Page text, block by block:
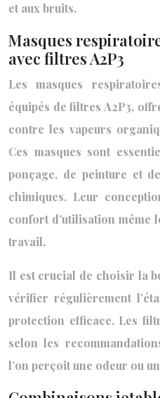
et aux bruits.
Masques
avec filtres A2P3
Les masques
équipés de filtres A2P3,
contre les vapeurs
Ces masques sont
ponçage, de peinture et
chimiques. Leur
confort d’utilisation même
travail.
Il est crucial de choisir la
vérifier régulièrement
protection efficace. Les
selon les
l’on perçoit une odeur ou